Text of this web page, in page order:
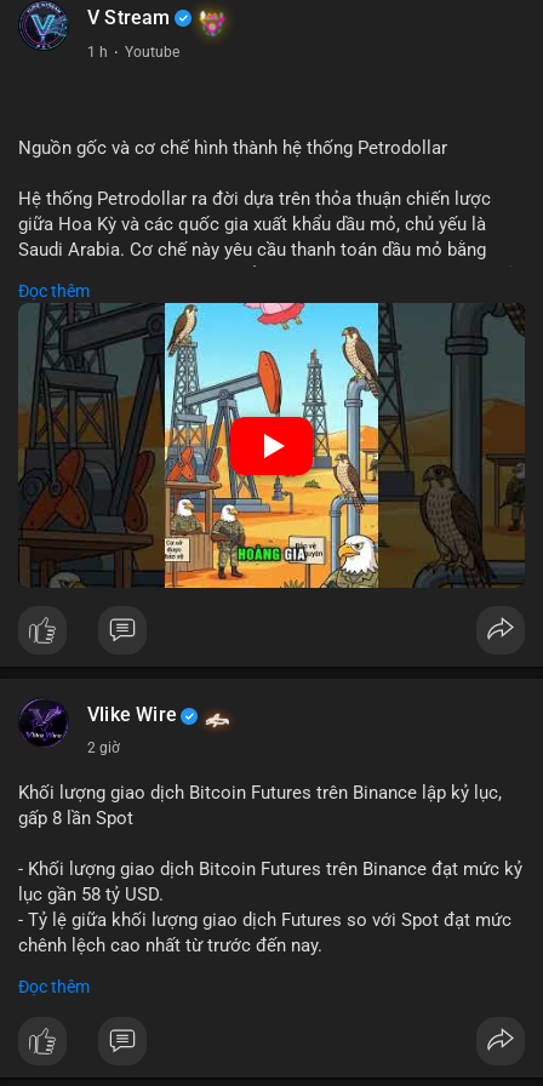
Xem chi tiết các bài viết đầy đủ tại dòng thời gian của Vlike.vn!
V Stream
1 h · Youtube
Nguồn gốc và cơ chế hình thành hệ thống Petrodollar
Hệ thống Petrodollar ra đời dựa trên thỏa thuận chiến lược
giữa Hoa Kỳ và các quốc gia xuất khẩu dầu mỏ, chủ yếu là
Saudi Arabia. Cơ chế này yêu cầu thanh toán dầu mỏ bằng
đồng tiền này trong thương mại quốc tế. Sự thống trị của
Petrodollar đóng vai trò then chốt trong việc củng cố sức
mạnh tài chính Mỹ và ảnh hưởng trực tiếp đến dòng vốn toàn
cầu.
🎥 Xem video trực tiếp tại:
Nguồn: Cú Thông Thái
Đọc thêm
Vlike Wire
2 giờ
Khối lượng giao dịch Bitcoin Futures trên Binance lập kỷ lục,
gấp 8 lần Spot
- Khối lượng giao dịch Bitcoin Futures trên Binance đạt mức kỷ
lục gần 58 tỷ USD.
- Tỷ lệ giữa khối lượng giao dịch Futures so với Spot đạt mức
chênh lệch cao nhất từ trước đến nay.
dịch Spot.
#binance #btc
Đọc thêm